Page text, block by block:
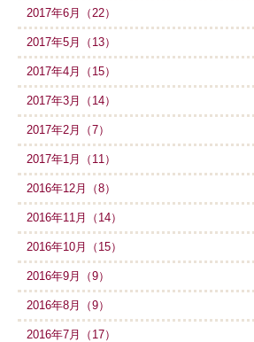
2017年6月（22）
2017年5月（13）
2017年4月（15）
2017年3月（14）
2017年2月（7）
2017年1月（11）
2016年12月（8）
2016年11月（14）
2016年10月（15）
2016年9月（9）
2016年8月（9）
2016年7月（17）